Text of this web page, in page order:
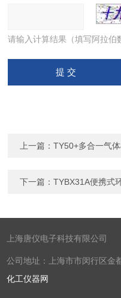
请输入计算结果（填写阿拉伯
上一篇：TY50+多合一气
下一篇：TYBX31A便携式
上海唐仪电子科技有限公司
公司地址：上海市市闵行区金
化工仪器网